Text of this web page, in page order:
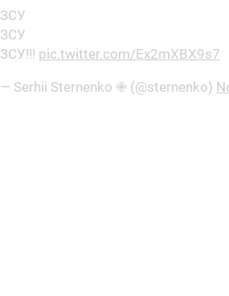
ЗСУ
ЗСУ
ЗСУ!!! pic.twitter.com/Ex2mXBX9s7
— Serhii Sternenko ✙ (@sternenko)